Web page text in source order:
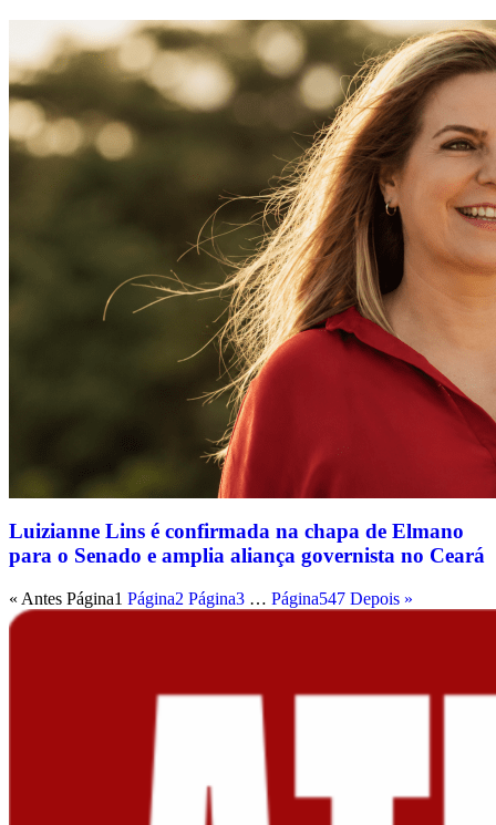
Luizianne Lins é confirmada na chapa de Elmano
para o Senado e amplia aliança governista no Ceará
« Antes Página1 Página2 Página3 … Página547 Depois »